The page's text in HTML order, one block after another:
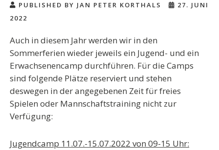
PUBLISHED BY JAN PETER KORTHALS
27. JUNI
2022
Auch in diesem Jahr werden wir in den
Sommerferien wieder jeweils ein Jugend- und ein
Erwachsenencamp durchführen. Für die Camps
sind folgende Plätze reserviert und stehen
deswegen in der angegebenen Zeit für freies
Spielen oder Mannschaftstraining nicht zur
Verfügung:
Jugendcamp 11.07.-15.07.2022 von 09-15 Uhr: